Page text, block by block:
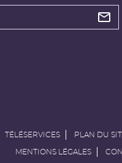
TÉLÉSERVICES PLAN DU
MENTIONS LÉGALES